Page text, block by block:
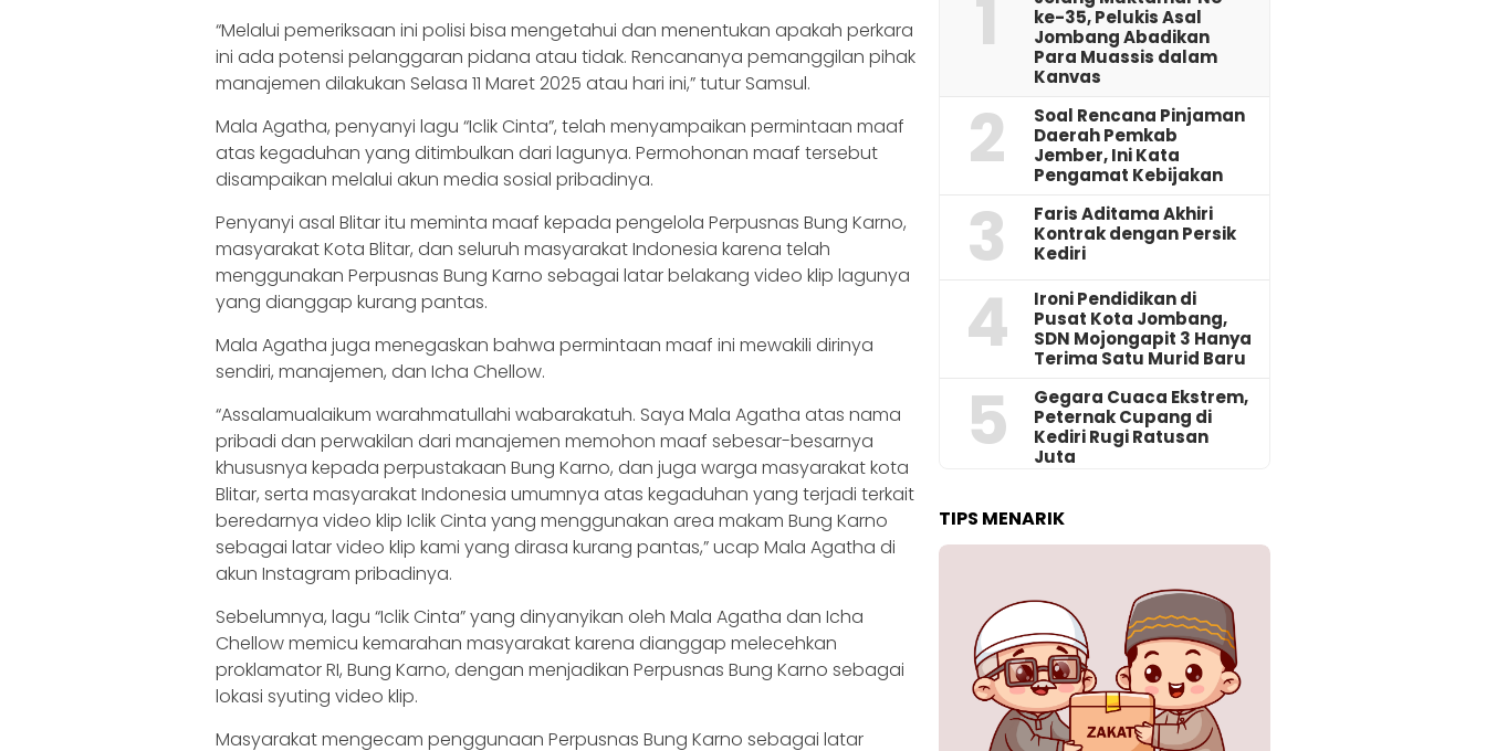
“Melalui pemeriksaan ini polisi bisa mengetahui dan menentukan apakah perkara
ini ada potensi pelanggaran pidana atau tidak. Rencananya pemanggilan pihak
manajemen dilakukan Selasa 11 Maret 2025 atau hari ini,” tutur Samsul.
Mala Agatha, penyanyi lagu “Iclik Cinta”, telah menyampaikan permintaan maaf
atas kegaduhan yang ditimbulkan dari lagunya. Permohonan maaf tersebut
disampaikan melalui akun media sosial pribadinya.
Penyanyi asal Blitar itu meminta maaf kepada pengelola Perpusnas Bung Karno,
masyarakat Kota Blitar, dan seluruh masyarakat Indonesia karena telah
menggunakan Perpusnas Bung Karno sebagai latar belakang video klip lagunya
yang dianggap kurang pantas.
Mala Agatha juga menegaskan bahwa permintaan maaf ini mewakili dirinya
sendiri, manajemen, dan Icha Chellow.
“Assalamualaikum warahmatullahi wabarakatuh. Saya Mala Agatha atas nama
pribadi dan perwakilan dari manajemen memohon maaf sebesar-besarnya
khususnya kepada perpustakaan Bung Karno, dan juga warga masyarakat kota
Blitar, serta masyarakat Indonesia umumnya atas kegaduhan yang terjadi terkait
beredarnya video klip Iclik Cinta yang menggunakan area makam Bung Karno
sebagai latar video klip kami yang dirasa kurang pantas,” ucap Mala Agatha di
akun Instagram pribadinya.
Sebelumnya, lagu “Iclik Cinta” yang dinyanyikan oleh Mala Agatha dan Icha
Chellow memicu kemarahan masyarakat karena dianggap melecehkan
proklamator RI, Bung Karno, dengan menjadikan Perpusnas Bung Karno sebagai
lokasi syuting video klip.
Masyarakat mengecam penggunaan Perpusnas Bung Karno sebagai latar
1
ke-35, Pelukis Asal
Jombang Abadikan
Para Muassis dalam
Kanvas
2
‎Soal Rencana Pinjaman
Daerah Pemkab
Jember, Ini Kata
Pengamat Kebijakan ‎
3
Faris Aditama Akhiri
Kontrak dengan Persik
Kediri
4
Ironi Pendidikan di
Pusat Kota Jombang,
SDN Mojongapit 3 Hanya
Terima Satu Murid Baru
5
‎Gegara Cuaca Ekstrem,
Peternak Cupang di
Kediri Rugi Ratusan
Juta
TIPS MENARIK